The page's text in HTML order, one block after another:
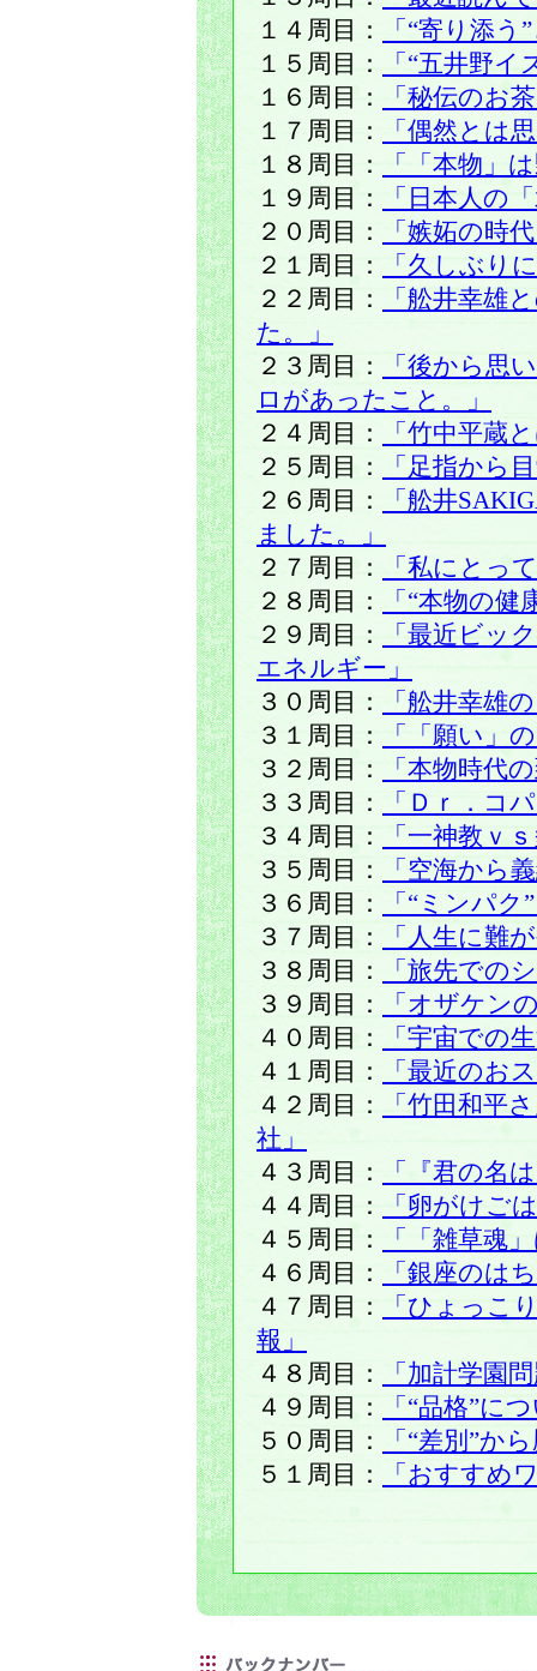
１４周目：
「“寄り添
１５周目：
「“五井野
１６周目：
「秘伝のお
１７周目：
「偶然とは
１８周目：
「「本物」
１９周目：
「日本人の
２０周目：
「嫉妬の時
２１周目：
「久しぶり
２２周目：
「舩井幸雄
た。」
２３周目：
「後から思
ロがあったこと。」
２４周目：
「竹中平蔵
２５周目：
「足指から
２６周目：
「舩井
ました。」
２７周目：
「私にとっ
２８周目：
「“本物の
２９周目：
「最近ビッ
エネルギー」
３０周目：
「舩井幸雄
３１周目：
「「願い」
３２周目：
「本物時代
３３周目：
「Ｄｒ．コ
３４周目：
「一神教ｖ
３５周目：
「空海から
３６周目：
「“ミンパ
３７周目：
「人生に難
３８周目：
「旅先での
３９周目：
「オザケン
４０周目：
「宇宙での
４１周目：
「最近のお
４２周目：
「竹田和平
社」
４３周目：
「『君の名
４４周目：
「卵がけご
４５周目：
「「雑草魂
４６周目：
「銀座のは
４７周目：
「ひょっこ
報」
４８周目：
「加計学園
４９周目：
「“品格”に
５０周目：
「“差別”か
５１周目：
「おすすめ